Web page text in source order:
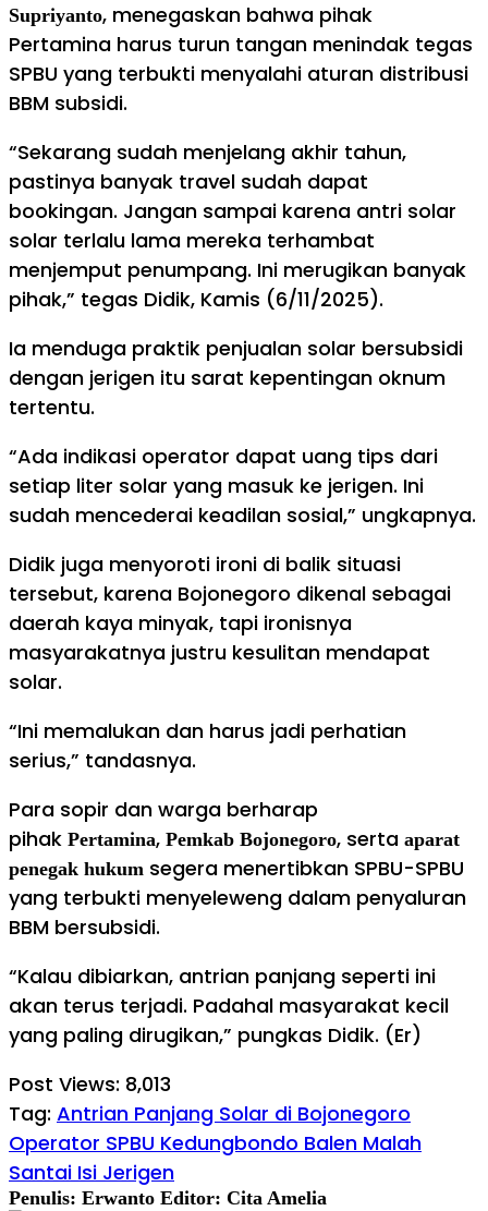
Supriyanto, menegaskan bahwa pihak
Pertamina harus turun tangan menindak tegas
SPBU yang terbukti menyalahi aturan distribusi
BBM subsidi.
“Sekarang sudah menjelang akhir tahun,
pastinya banyak travel sudah dapat
bookingan. Jangan sampai karena antri solar
solar terlalu lama mereka terhambat
menjemput penumpang. Ini merugikan banyak
pihak,” tegas Didik, Kamis (6/11/2025).
Ia menduga praktik penjualan solar bersubsidi
dengan jerigen itu sarat kepentingan oknum
tertentu.
“Ada indikasi operator dapat uang tips dari
setiap liter solar yang masuk ke jerigen. Ini
sudah mencederai keadilan sosial,” ungkapnya.
Didik juga menyoroti ironi di balik situasi
tersebut, karena Bojonegoro dikenal sebagai
daerah kaya minyak, tapi ironisnya
masyarakatnya justru kesulitan mendapat
solar.
“Ini memalukan dan harus jadi perhatian
serius,” tandasnya.
Para sopir dan warga berharap
pihak Pertamina, Pemkab Bojonegoro, serta aparat
penegak hukum segera menertibkan SPBU-SPBU
yang terbukti menyeleweng dalam penyaluran
BBM bersubsidi.
“Kalau dibiarkan, antrian panjang seperti ini
akan terus terjadi. Padahal masyarakat kecil
yang paling dirugikan,” pungkas Didik. (Er)
Post Views: 8,013
Tag: Antrian Panjang Solar di Bojonegoro
Operator SPBU Kedungbondo Balen Malah
Santai Isi Jerigen
Penulis: Erwanto Editor: Cita Amelia